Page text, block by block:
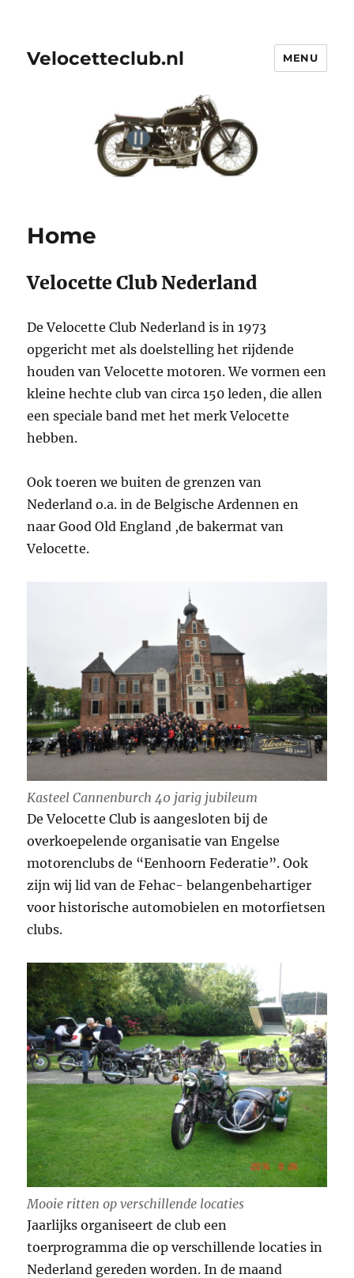
Velocetteclub.nl MENU
Home
Velocette Club Nederland
De Velocette Club Nederland is in 1973
opgericht met als doelstelling het rijdende
houden van Velocette motoren. We vormen een
kleine hechte club van circa 150 leden, die allen
een speciale band met het merk Velocette
hebben.
Ook toeren we buiten de grenzen van
Nederland o.a. in de Belgische Ardennen en
naar Good Old England ,de bakermat van
Velocette.
Kasteel Cannenburch 40 jarig jubileum
De Velocette Club is aangesloten bij de
overkoepelende organisatie van Engelse
motorenclubs de “Eenhoorn Federatie”. Ook
zijn wij lid van de Fehac- belangenbehartiger
voor historische automobielen en motorfietsen
clubs.
Mooie ritten op verschillende locaties
Jaarlijks organiseert de club een
toerprogramma die op verschillende locaties in
Nederland gereden worden. In de maand